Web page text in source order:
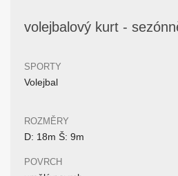
volejbalový kurt -
SPORTY
Volejbal
ROZMĚRY
D: 18m Š: 9m
POVRCH